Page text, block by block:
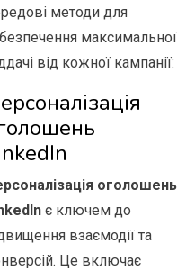
методи для
максимальної
від кожної кампанії:
оголошень
є ключем до
взаємодії та
Це включає